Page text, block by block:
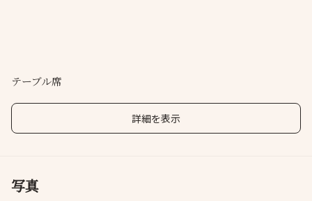
テーブル席
詳細を表示
写真